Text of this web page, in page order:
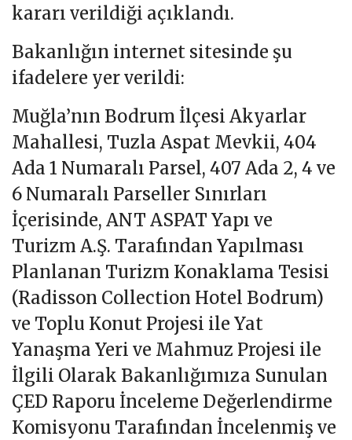
kararı verildiği açıklandı.
Bakanlığın internet sitesinde şu
ifadelere yer verildi:
Muğla’nın Bodrum İlçesi Akyarlar
Mahallesi, Tuzla Aspat Mevkii, 404
Ada 1 Numaralı Parsel, 407 Ada 2, 4 ve
6 Numaralı Parseller Sınırları
İçerisinde, ANT ASPAT Yapı ve
Turizm A.Ş. Tarafından Yapılması
Planlanan Turizm Konaklama Tesisi
(Radisson Collection Hotel Bodrum)
ve Toplu Konut Projesi ile Yat
Yanaşma Yeri ve Mahmuz Projesi ile
İlgili Olarak Bakanlığımıza Sunulan
ÇED Raporu İnceleme Değerlendirme
Komisyonu Tarafından İncelenmiş ve